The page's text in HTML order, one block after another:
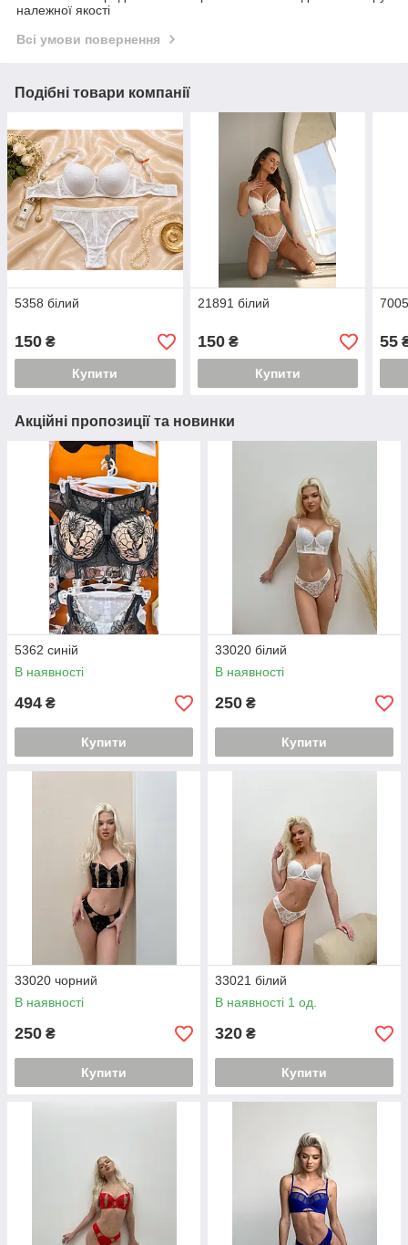
належної якості
Всі умови повернення
Подібні товари компанії
5358 білий
150 ₴
Купити
21891 білий
150₴
Купити
55
Акційні пропозиції та новинки
5362 синій
В наявності
494 ₴
Купити
33020 білий
В наявності
250 ₴
Купити
33020 чорний
В наявності
250 ₴
Купити
33021 білий
В наявності 1 од.
320 ₴
Купити